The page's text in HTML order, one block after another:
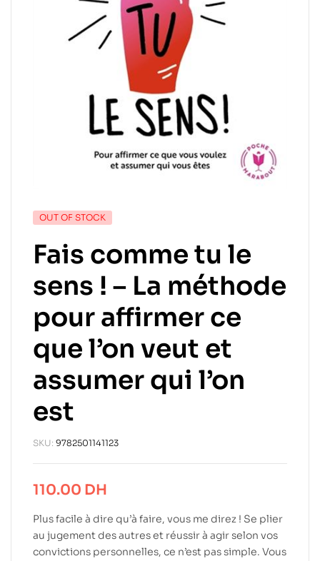
OUT OF STOCK
Fais comme tu le
sens ! – La méthode
pour affirmer ce
que l’on veut et
assumer qui l’on
est
SKU: 9782501141123
110.00 DH
Plus facile à dire qu’à faire, vous me direz ! Se plier
au jugement des autres et réussir à agir selon vos
convictions personnelles, ce n’est pas simple. Vous